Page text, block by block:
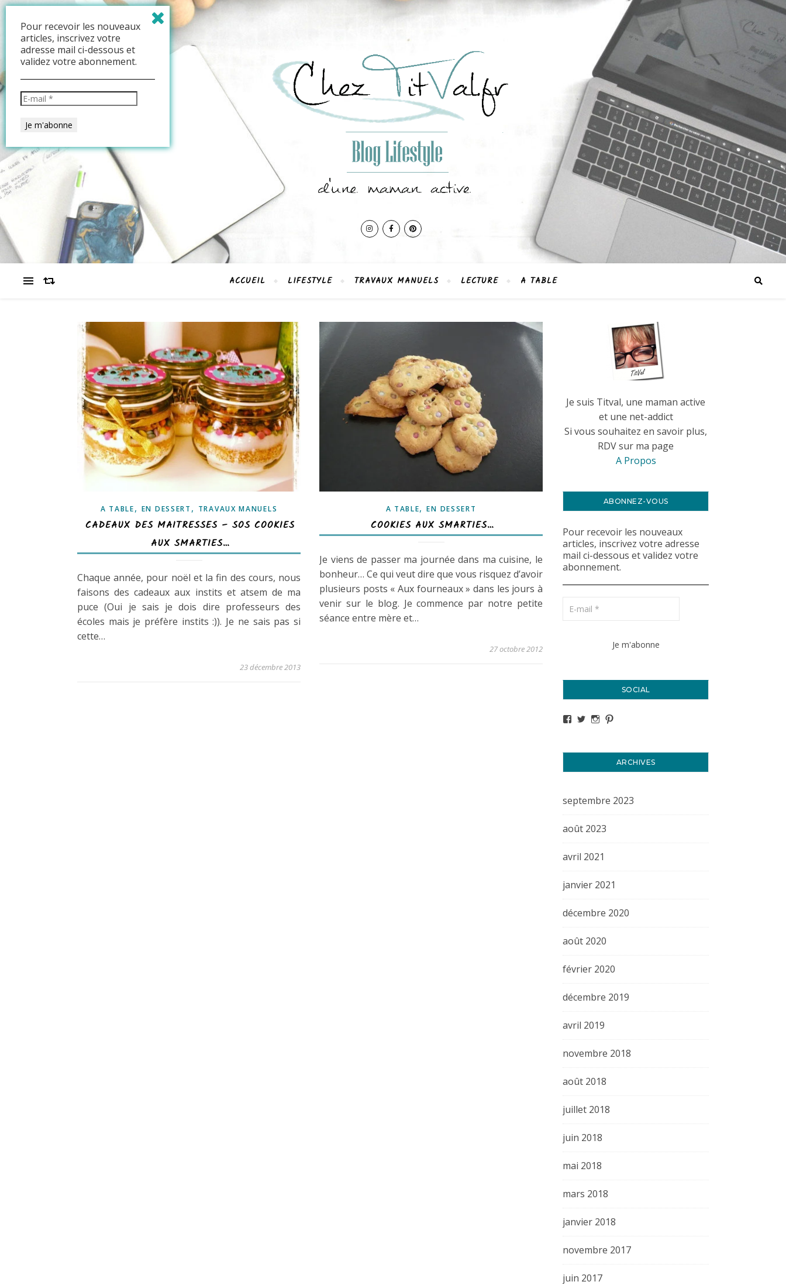
ACCUEIL LIFESTYLE TRAVAUX MANUELS LECTURE A TABLE
A TABLE, EN DESSERT , TRAVAUX MANUELS
CADEAUX DES MAITRESSES – SOS COOKIES
AUX SMARTIES…
Chaque année, pour noël et la fin des cours, nous
faisons des cadeaux aux instits et atsem de ma
puce (Oui je sais je dois dire professeurs des
écoles mais je préfère instits :)). Je ne sais pas si
cette…
23 décembre 2013
A TABLE,EN DESSERT
COOKIES AUX SMARTIES…
Je viens de passer ma journée dans ma cuisine, le
bonheur… Ce qui veut dire que vous risquez d’avoir
plusieurs posts « Aux fourneaux » dans les jours à
venir sur le blog. Je commence par notre petite
séance entre mère et…
27 octobre 2012
Je suis Titval, une maman active
et une net-addict
Si vous souhaitez en savoir plus,
RDV sur ma page
A Propos
ABONNEZ-VOUS
Pour recevoir les nouveaux
articles, inscrivez votre adresse
mail ci-dessous et validez votre
abonnement.
SOCIAL
Voir le profil de titval35 sur Facebook
Voir le profil de titval35 sur Twitter
Voir le profil de titval35 sur Instagram
ARCHIVES
septembre 2023
août 2023
avril 2021
janvier 2021
décembre 2020
août 2020
février 2020
décembre 2019
avril 2019
novembre 2018
août 2018
juillet 2018
juin 2018
mai 2018
mars 2018
janvier 2018
novembre 2017
juin 2017
Pour recevoir les nouveaux
articles, inscrivez votre
adresse mail ci-dessous et
validez votre abonnement.